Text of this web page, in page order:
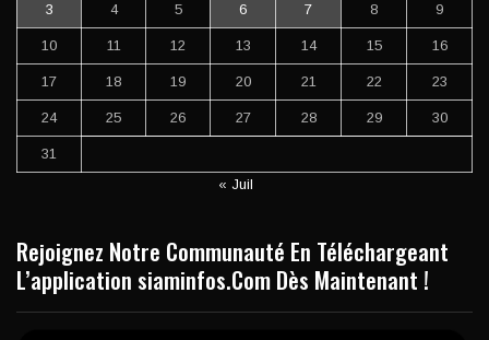
3 4 5 6 7 8 9
10 11 12 13 14 15 16
17 18 19 20 21 22 23
24 25 26 27 28 29 30
31
« Juil
Rejoignez Notre Communauté En Téléchargeant
L’application siaminfos.Com Dès Maintenant !